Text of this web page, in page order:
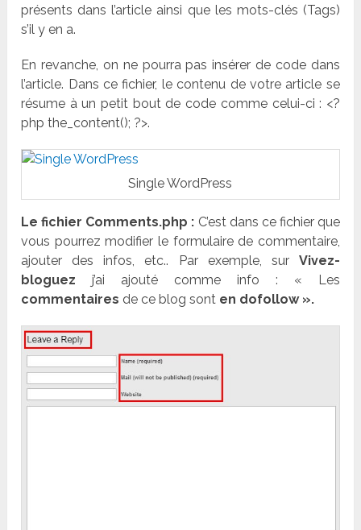
présents dans l’article ainsi que les mots-clés (Tags)
s’il y en a.
En revanche, on ne pourra pas insérer de code dans
l’article. Dans ce fichier, le contenu de votre article se
résume à un petit bout de code comme celui-ci : <?
php the_content(); ?>.
Single WordPress
Le fichier Comments.php : C’est dans ce fichier que
vous pourrez modifier le formulaire de commentaire,
ajouter des infos, etc.. Par exemple, sur Vivez-
bloguez j’ai ajouté comme info : « Les
commentaires de ce blog sont en dofollow ».